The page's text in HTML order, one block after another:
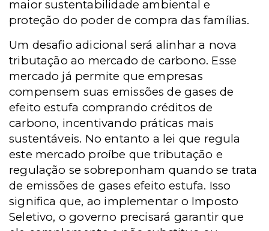
maior sustentabilidade ambiental e
proteção do poder de compra das famílias.
Um desafio adicional será alinhar a nova
tributação ao mercado de carbono. Esse
mercado já permite que empresas
compensem suas emissões de gases de
efeito estufa comprando créditos de
carbono, incentivando práticas mais
sustentáveis. No entanto a lei que regula
este mercado proíbe que tributação e
regulação se sobreponham quando se trata
de emissões de gases efeito estufa. Isso
significa que, ao implementar o Imposto
Seletivo, o governo precisará garantir que